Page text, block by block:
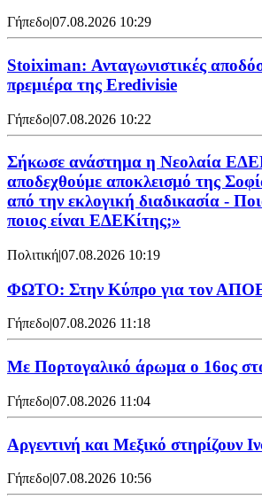
Γήπεδο|07.08.2026 10:29
Stoiximan: Ανταγωνιστικές
πρεμιέρα της Eredivisie
Γήπεδο|07.08.2026 10:22
Σήκωσε ανάστημα η Νεολαία
αποδεχθούμε αποκλεισμό της
από την εκλογική διαδικασία -
ποιος είναι ΕΔΕΚίτης;»
Πολιτική|07.08.2026 10:19
ΦΩΤΟ: Στην Κύπρο για τον
Γήπεδο|07.08.2026 11:18
Με Πορτογαλικό άρωμα ο 16ος
Γήπεδο|07.08.2026 11:04
Αργεντινή και Μεξικό στηρίζουν
Γήπεδο|07.08.2026 10:56